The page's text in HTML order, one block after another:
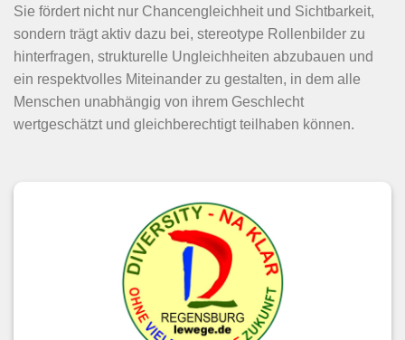
Sie fördert nicht nur Chancengleichheit und Sichtbarkeit,
sondern trägt aktiv dazu bei, stereotype Rollenbilder zu
hinterfragen, strukturelle Ungleichheiten abzubauen und
ein respektvolles Miteinander zu gestalten, in dem alle
Menschen unabhängig von ihrem Geschlecht
wertgeschätzt und gleichberechtigt teilhaben können.